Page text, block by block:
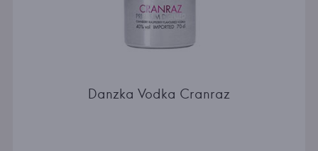
Danzka Vodka Cranraz